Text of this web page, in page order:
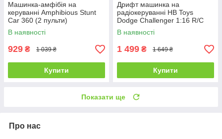
Машинка-амфібія на
керуванні Amphibious Stunt
Car 360 (2 пульти)
В наявності
929 ₴ 1 039 ₴
Купити
Дрифт машинка на
радіокеруванні HB Toys
Dodge Challenger 1:16 R/C
Drift Dazzling
В наявності
1 499 ₴ 1 649 ₴
Купити
Показати ще
Про нас